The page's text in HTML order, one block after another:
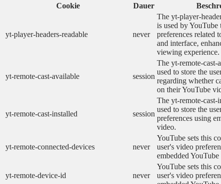
Cookie
Dauer
yt-player-headers-readable never
The yt-player-
is used by YouTube
preferences related
and interface,
viewing experience.
yt-remote-cast-available session
The yt-remote-cast-
used to store the
regarding whether
on their YouTube
yt-remote-cast-installed session
The yt-remote-cast-
used to store the
preferences using
video.
yt-remote-connected-devices never
YouTube sets this
user's video
embedded
yt-remote-device-id never
YouTube sets this
user's video